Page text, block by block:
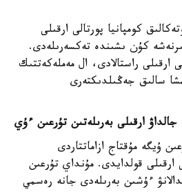
كومپانيا پورتالى ارقىلى
كۇن ىشىندە تەكسەرىلەدى.
راستالادى، ال مەملەكەتتىك
سالىق جەڭىلدىكتەرى
ارقىلى بەرىلەتىن تۇرعىن ءۇي
ۇيگە مۇقتاج ازاماتتاردى
ارقىلى قولدايدى. مۇنداي تۇرعىن
ءۇشىن بەرىلەدى جانە رەسمي